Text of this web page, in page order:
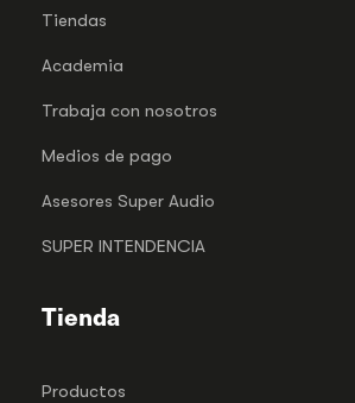
Tiendas
Academia
Trabaja con nosotros
Medios de pago
Asesores Super Audio
SUPER INTENDENCIA
Tienda
Productos